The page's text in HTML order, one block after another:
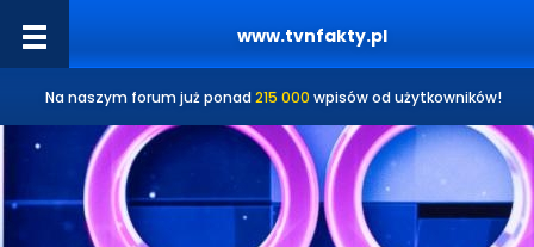
www.tvnfakty.pl
Na naszym forum już ponad 215 000 wpisów od użytkowników!